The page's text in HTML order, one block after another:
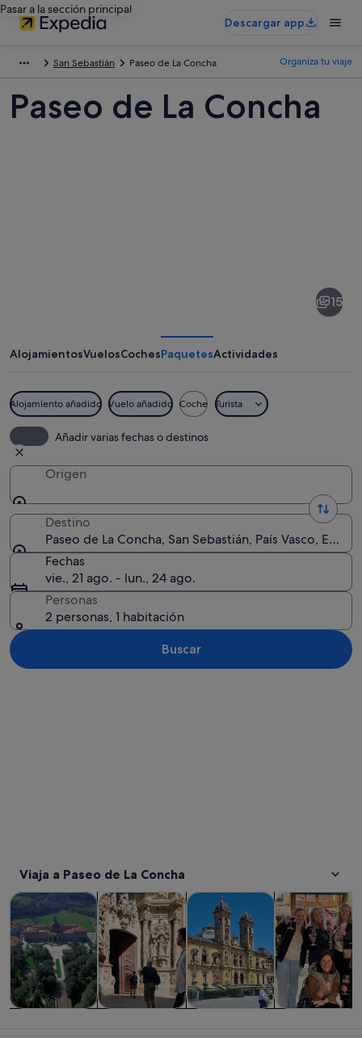
Pasar a la sección principal
Descargar app
San Sebastián Paseo de La Concha Organiza tu viaje
Paseo de La Concha
Concha
15
AlojamientosVuelosCochesPaquetesActividades
Alojamiento añadido Vuelo añadido Coche Turista
Añadir varias fechas o destinos
Origen
Destino
Paseo de La Concha, San Sebastián, País Vasco, España
Fechas
vie., 21 ago. - lun., 24 ago.
Personas
2 personas, 1 habitación
Buscar
Viaja a Paseo de La Concha
Visitas guiadas y excursiones de un día Se abre en una
Historia y culturaSe abre en una pestaña
Visitas privadas yComidas,